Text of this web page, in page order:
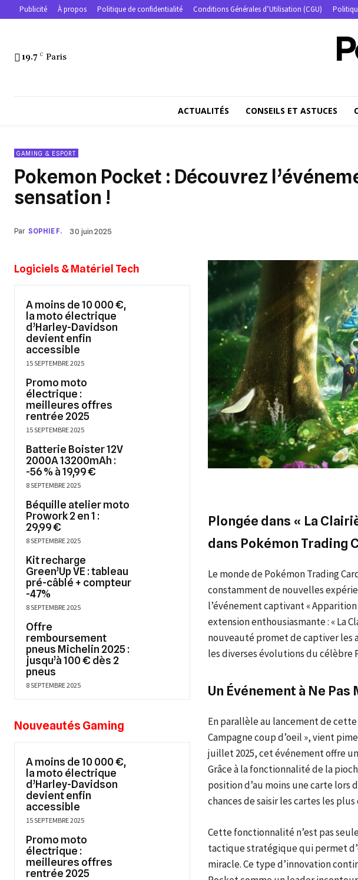
Publicité À propos Politique de confidentialité Conditions Générales d’Utilisation (CGU)
19.7 C Paris
ACTUALITÉS CONSEILS ET ASTUCES
GAMING & ESPORT
Pokemon Pocket : Découvrez
sensation !
Par SOPHIE F. 30 juin 2025
Logiciels & Matériel Tech
A moins de 10 000 €,
la moto électrique
d’Harley-Davidson
devient enfin
accessible
15 SEPTEMBRE 2025
Promo moto
électrique :
meilleures offres
rentrée 2025
15 SEPTEMBRE 2025
Batterie Boister 12V
2000A 13200mAh :
-56 % à 19,99 €
8 SEPTEMBRE 2025
Béquille atelier moto
Prowork 2 en 1 :
29,99 €
8 SEPTEMBRE 2025
Kit recharge
Green’Up VE : tableau
pré-câblé + compteur
-47%
8 SEPTEMBRE 2025
Offre
remboursement
pneus Michelin 2025 :
jusqu’à 100 € dès 2
pneus
8 SEPTEMBRE 2025
Nouveautés Gaming
A moins de 10 000 €,
la moto électrique
d’Harley-Davidson
devient enfin
accessible
15 SEPTEMBRE 2025
Promo moto
électrique :
meilleures offres
rentrée 2025
Plongée dans « La
dans Pokémon Trading
Le monde de Pokémon Trading
constamment de nouvelles
l’événement captivant «
extension enthousiasmante : « La
nouveauté promet de captiver les
les diverses évolutions du célèbre
Un Événement à Ne Pas
En parallèle au lancement de
Campagne coup d’oeil », vient
juillet 2025, cet événement offre
Grâce à la fonctionnalité de la
position d’au moins une carte
chances de saisir les cartes les
Cette fonctionnalité n’est pas
tactique stratégique qui permet
miracle. Ce type d’innovation